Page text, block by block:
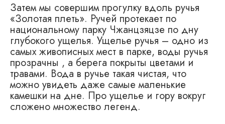
Затем мы совершим прогулку вдоль ручья
«Золотая плеть». Ручей протекает по
национальному парку Чжанцзяцзе по дну
глубокого ущелья. Ущелье ручья – одно из
самых живописных мест в парке, воды ручья
прозрачны , а берега покрыты цветами и
травами. Вода в ручье такая чистая, что
можно увидеть даже самые маленькие
камешки на дне. Про ущелье и гору вокруг
сложено множество легенд.